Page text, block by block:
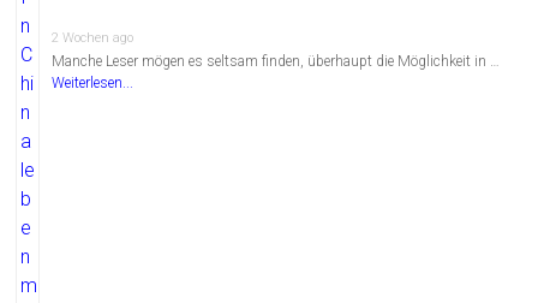
2 Wochen ago
Manche Leser mögen es seltsam finden, überhaupt die Möglichkeit in …
Weiterlesen...